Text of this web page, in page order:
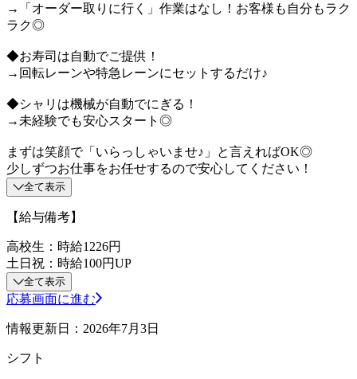
→「オーダー取りに行く」作業はなし！お客様も自分もラク
ラク◎
◆お寿司は自動でご提供！
→回転レーンや特急レーンにセットするだけ♪
◆シャリは機械が自動でにぎる！
→未経験でも安心スタート◎
まずは笑顔で「いらっしゃいませ♪」と言えればOK◎
少しずつお仕事をお任せするので安心してください！
全て表示
【給与備考】
高校生：時給1226円
土日祝：時給100円UP
全て表示
応募画面に進む
情報更新日：2026年7月3日
シフト